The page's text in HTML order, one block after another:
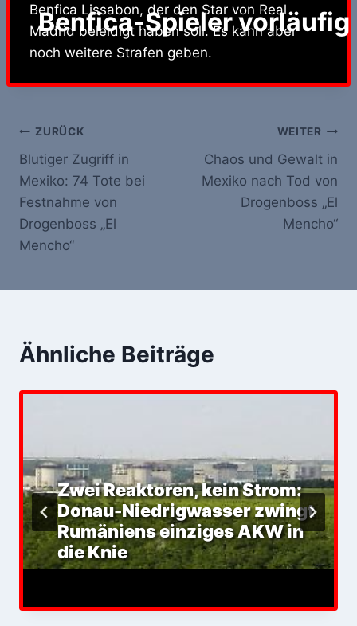
Benfica-Spieler vorläufig
Benfica Lissabon, der den Star von Real
Madrid beleidigt haben soll. Es kann aber
noch weitere Strafen geben.
Beitrags-
Navigation
ZURÜCK
Blutiger Zugriff in
Mexiko: 74 Tote bei
Festnahme von
Drogenboss „El
Mencho“
WEITER
Chaos und Gewalt in
Mexiko nach Tod von
Drogenboss „El
Mencho“
Ähnliche Beiträge
Zwei Reaktoren, kein Strom:
Donau-Niedrigwasser zwingt
Rumäniens einziges AKW in
die Knie